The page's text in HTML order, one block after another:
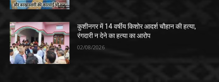
कुशीनगर में 14 वर्षीय किशोर आदर्श चौहान की हत्या,
रंगदारी न देने का हत्या का आरोप
02/08/2026